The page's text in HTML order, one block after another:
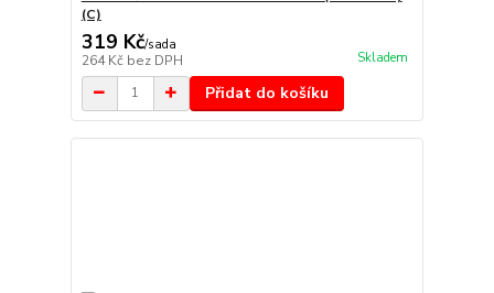
(C)
319 Kč/sada
264 Kč bez DPH Skladem
Přidat do košíku